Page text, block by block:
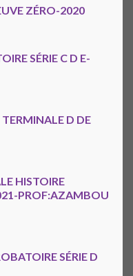
ZÉRO-2020
SÉRIE C D E-
D DE
HISTOIRE
PROF:AZAMBOU
SÉRIE D